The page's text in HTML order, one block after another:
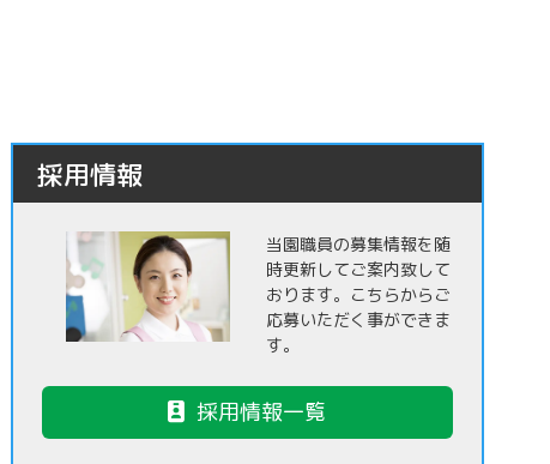
採用情報
当園職員の募集情報を随
時更新してご案内致して
おります。こちらからご
応募いただく事ができま
す。
採用情報一覧